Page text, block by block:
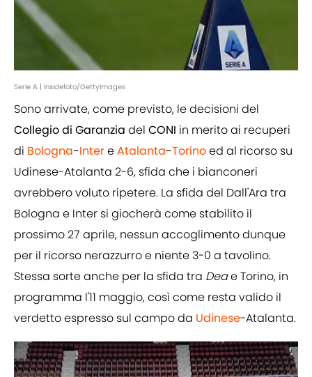
Serie A | Insidefoto/GettyImages
Sono arrivate, come previsto, le decisioni del
Collegio di Garanzia del CONI in merito ai recuperi
di Bologna-IntereAtalanta-Torinoed al ricorso su
Udinese-Atalanta 2-6, sfida che i bianconeri
avrebbero voluto ripetere. La sfida del Dall'Ara tra
Bologna e Inter si giocherà come stabilito il
prossimo 27 aprile, nessun accoglimento dunque
per il ricorso nerazzurro e niente 3-0 a tavolino.
Stessa sorte anche per la sfida tra Deae Torino, in
programma l'11 maggio, così come resta valido il
verdetto espresso sul campo da Udinese-Atalanta.